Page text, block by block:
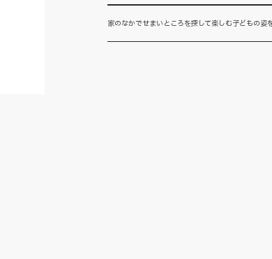
家のなかでせまいところを探して楽しむ子どもの姿